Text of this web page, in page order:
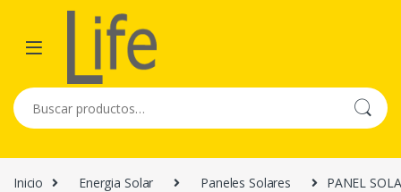
Skip to navigation
Skip to content
Buscar por:
Inicio Energia Solar Paneles Solares PANEL